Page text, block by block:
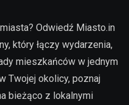
Odwiedź Miasto.in
który łączy wydarzenia,
mieszkańców w jednym
Twojej okolicy, poznaj
bieżąco z lokalnymi